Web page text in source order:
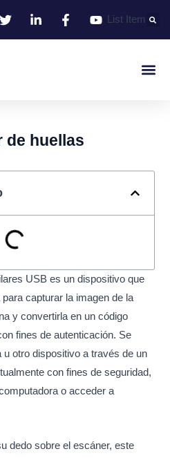
List Item
de huellas
USB es un dispositivo que
capturar la imagen de la
y convertirla en un código
fines de autenticación. Se
otro dispositivo a través de un
con fines de seguridad,
o acceder a
dedo sobre el escáner, este